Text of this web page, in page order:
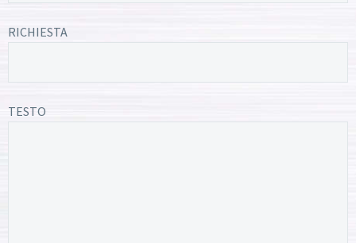
RICHIESTA
TESTO